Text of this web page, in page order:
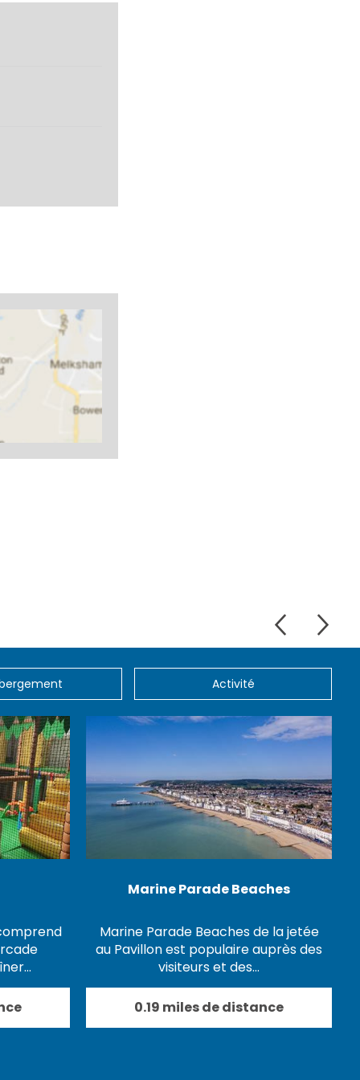
Activité
Marine Parade Beaches
Marine Parade Beaches de la jetée
au Pavillon est populaire auprès des
visiteurs et des…
0.19 miles de distance